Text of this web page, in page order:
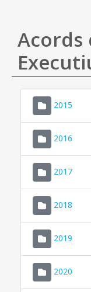
Acords
2015
2016
2017
2018
2019
2020